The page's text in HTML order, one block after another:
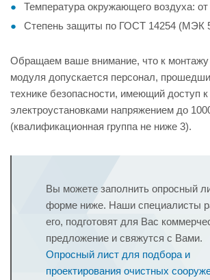
Температура окружающего воздуха:
Степень защиты по ГОСТ 14254 (МЭК
Обращаем ваше внимание, что к
модуля допускается персонал,
технике безопасности, имеющий доступ к
электроустановками напряжением до
(квалификационная группа не ниже 3).
Вы можете заполнить опросный
форме ниже. Наши специалисты
его, подготовят для Вас
предложение и свяжутся с Вами.
Опросный лист для подбора и
проектирования очистных